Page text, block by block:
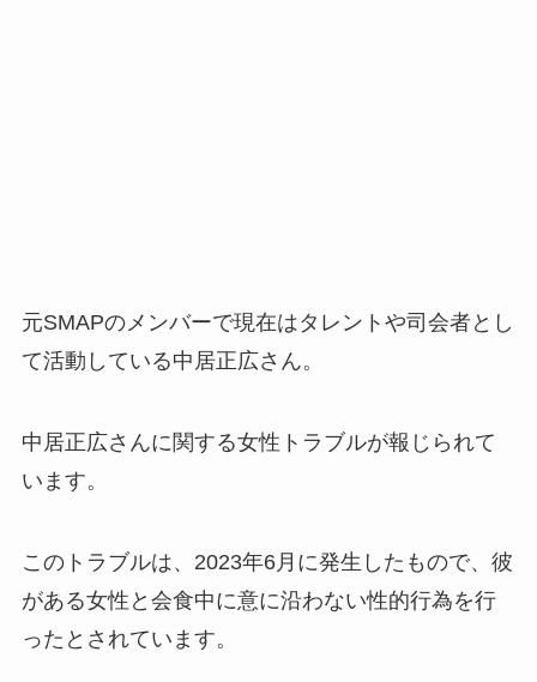
元SMAPのメンバーで現在はタレントや司会者とし
て活動している中居正広さん。
中居正広さんに関する女性トラブルが報じられて
います。
このトラブルは、2023年6月に発生したもので、彼
がある女性と会食中に意に沿わない性的行為を行
ったとされています。